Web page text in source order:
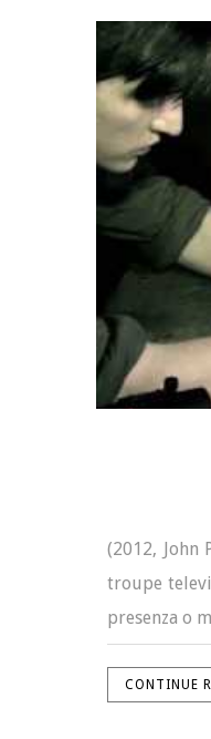
(2012, John
troupe
presenza o
CONTINUE